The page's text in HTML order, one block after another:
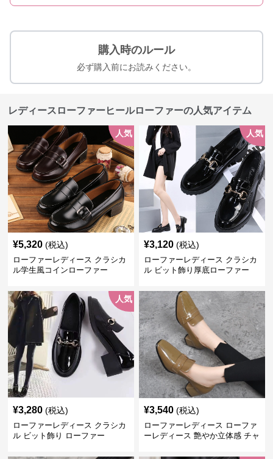
購入時のルール
必ず購入前にお読みください。
レディースローファーヒールローファーの人気アイテム
人気
¥5,320 (税込)
ローファーレディース クラシカ
ル学生風コインローファー
人気
¥3,120 (税込)
ローファーレディース クラシカ
ル ビット飾り厚底ローファー
人気
¥3,280 (税込)
ローファーレディース クラシカ
ル ビット飾り ローファー
¥3,540 (税込)
ローファーレディース ローファ
ーレディース 艶やか立体感 チャ